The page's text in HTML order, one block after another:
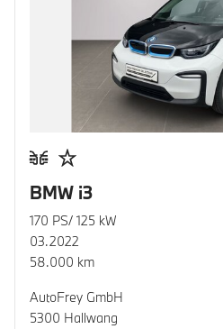
BMW i3
170 PS/ 125 kW
03.2022
58.000 km
AutoFrey GmbH
5300 Hallwang